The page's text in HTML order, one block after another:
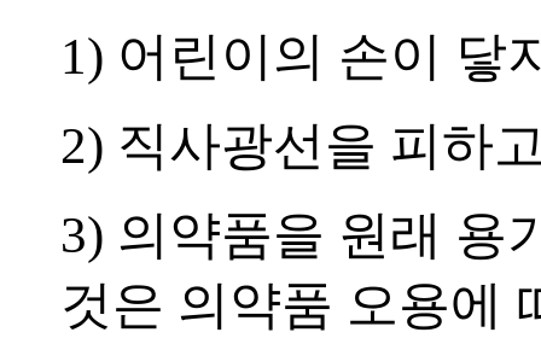
1) 어린이의 손이 닿
2) 직사광선을 피하
3) 의약품을 원래 용
것은 의약품 오용에